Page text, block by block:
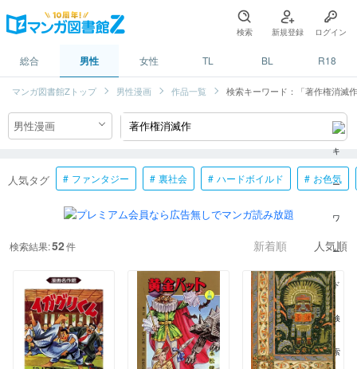
検索 新規登録 ログイン
総合 男性 女性 TL BL R18
マンガ図書館Zトップ 男性漫画 作品一覧 検索キーワード：「著作権消滅
人気タグ ファンタジー 裏社会 ハードボイルド お色気
検索結果:52件 新着順 人気順